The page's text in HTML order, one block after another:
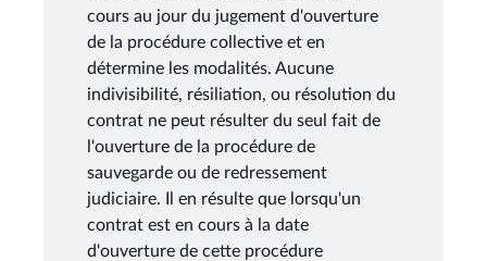
cours au jour du jugement d'ouverture
de la procédure collective et en
détermine les modalités. Aucune
indivisibilité, résiliation, ou résolution du
contrat ne peut résulter du seul fait de
l'ouverture de la procédure de
sauvegarde ou de redressement
judiciaire. Il en résulte que lorsqu'un
contrat est en cours à la date
d'ouverture de cette procédure